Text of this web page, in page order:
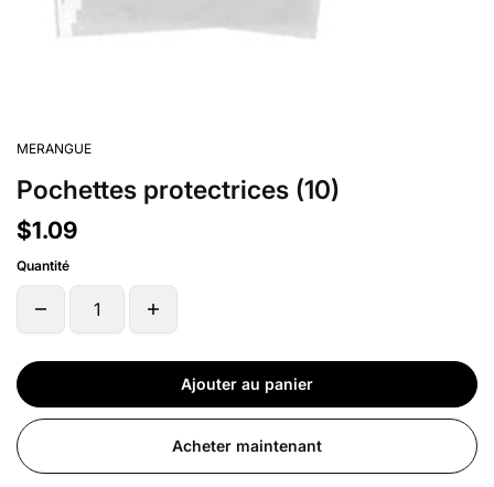
MERANGUE
Pochettes protectrices (10)
$1.09
Quantité
Ajouter au panier
Acheter maintenant